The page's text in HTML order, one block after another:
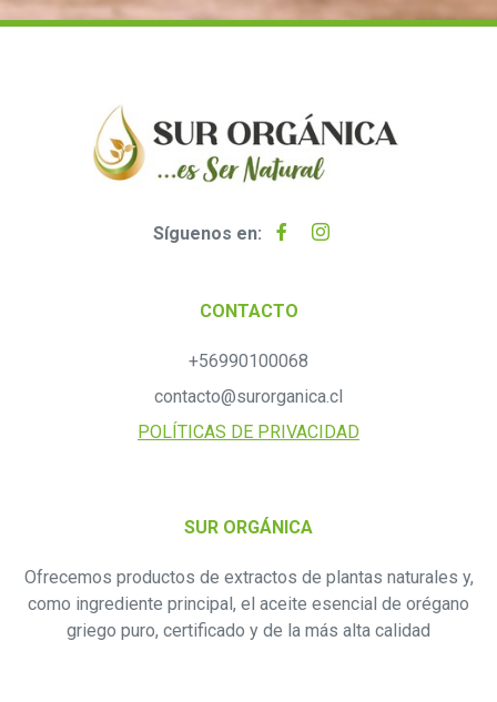
Síguenos en:
CONTACTO
+56990100068
contacto@surorganica.cl
POLÍTICAS DE PRIVACIDAD
SUR ORGÁNICA
Ofrecemos productos de extractos de plantas naturales y,
como ingrediente principal, el aceite esencial de orégano
griego puro, certificado y de la más alta calidad